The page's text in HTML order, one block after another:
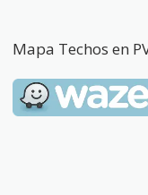
Mapa Techos en